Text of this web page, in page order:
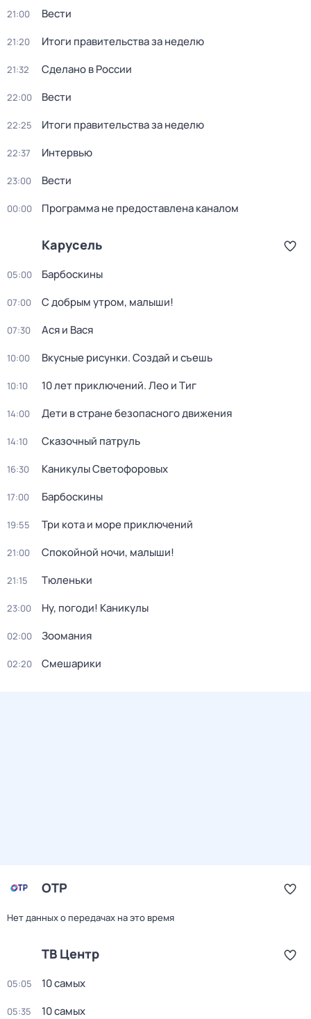
21:00 Вести
21:20 Итоги правительства за неделю
21:32 Сделано в России
22:00 Вести
22:25 Итоги правительства за неделю
22:37 Интервью
23:00 Вести
00:00 Программа не предоставлена каналом
Карусель
05:00 Барбоскины
07:00 С добрым утром, малыши!
07:30 Ася и Вася
10:00 Вкусные рисунки. Создай и съешь
10:10 10 лет приключений. Лео и Тиг
14:00 Дети в стране безопасного движения
14:10 Сказочный патруль
16:30 Каникулы Светофоровых
17:00 Барбоскины
19:55 Три кота и море приключений
21:00 Спокойной ночи, малыши!
21:15 Тюленьки
23:00 Ну, погоди! Каникулы
02:00 Зоомания
02:20 Смешарики
ОТР
Нет данных о передачах на это время
ТВ Центр
05:05 10 самых
05:35 10 самых